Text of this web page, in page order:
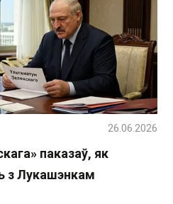
паказаў, як
з Лукашэнкам
26.06.2026